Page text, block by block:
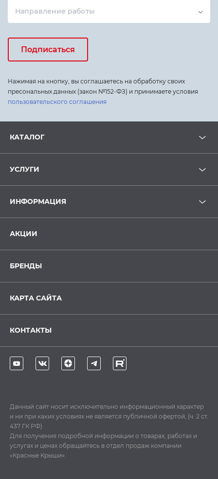
Направление работы
Подписаться
Нажимая на кнопку, вы соглашаетесь на обработку своих
пресональных данных (закон №152-ФЗ) и принимаете условия
пользовательского соглашения
КАТАЛОГ
УСЛУГИ
ИНФОРМАЦИЯ
АКЦИИ
БРЕНДЫ
КАРТА САЙТА
КОНТАКТЫ
Данный сайт носит исключительно информационный характер
и ни при каких условиях не является публичной офертой, (ч. 2 ст.
437 ГК РФ)
Для получения подробной информации о товарах, работах и
услугах и ценах обращайтесь в отдел продаж компании
«Красные Крыши».